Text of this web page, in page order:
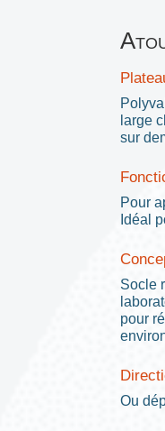
large
sur
Pour
Idéal
Socle
pour
Ou